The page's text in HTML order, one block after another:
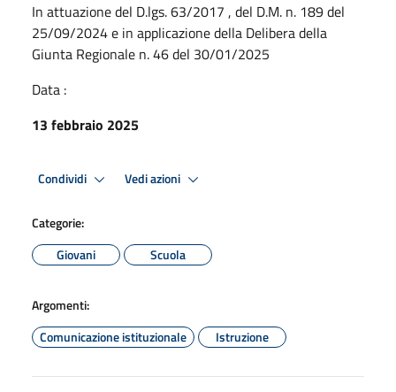
In attuazione del D.lgs. 63/2017 , del D.M. n. 189 del
25/09/2024 e in applicazione della Delibera della
Giunta Regionale n. 46 del 30/01/2025
Data :
13 febbraio 2025
Condividi Vedi azioni
Categorie:
Giovani
Scuola
Argomenti:
Comunicazione istituzionale
Istruzione